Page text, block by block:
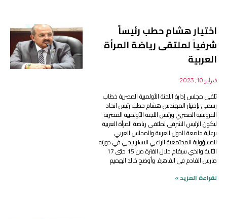
اختيار هشام حطب رئيساً
شرفياً لملتقى رياضة المرأة
العربية
فبراير 10, 2023
تلقى مجلس إدارة اللجنة الأولمبية المصرية خطاب
رسمي بإختيار المهندس هشام حطب رئيس اتحاد
الفروسية المصري ورئيس اللجنة الأولمبية المصرية
ليكون الرئيس الشرفي لملتقى رياضة المرأة العربية
برعاية جامعة الدول العربية والمجلس العربي
للمسؤولية المجتمعية الراعي الاستراتيجي في دورته
الثانية والذي سيقام خلال الفترة من 15 حتى 17
مارس القادم في القاهرة. وأوضح خالد الهميم
لقراءة المزيد »